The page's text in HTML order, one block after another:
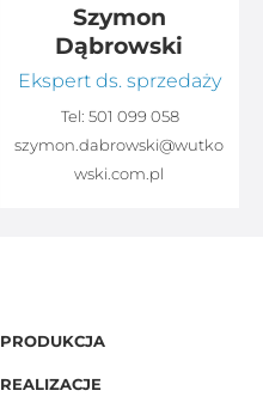
Szymon
Dąbrowski
Ekspert ds. sprzedaży
Tel: 501 099 058
szymon.dabrowski@wutko
wski.com.pl
PRODUKCJA
REALIZACJE